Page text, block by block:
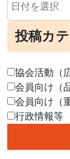
投稿カ
協会活動（
会員向け（
会員向け（
行政情報等